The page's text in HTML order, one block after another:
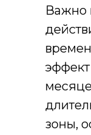
Важно
зоны,